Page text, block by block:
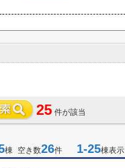
25 件が該当
棟 空き数26件 1-25棟表示